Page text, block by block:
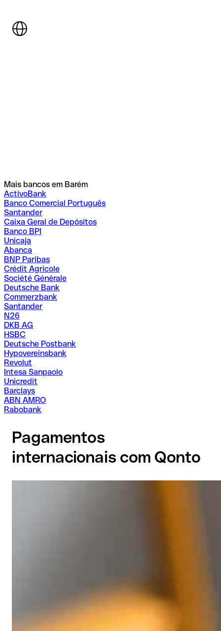
Mais bancos em Barém
ActivoBank
Banco Comercial Português
Santander
Caixa Geral de Depósitos
Banco BPI
Unicaja
Abanca
BNP Paribas
Crédit Agricole
Société Générale
Deutsche Bank
Commerzbank
Santander
N26
DKB AG
HSBC
Deutsche Postbank
Hypovereinsbank
Revolut
Intesa Sanpaolo
Unicredit
Barclays
ABN AMRO
Rabobank
Pagamentos
internacionais com Qonto